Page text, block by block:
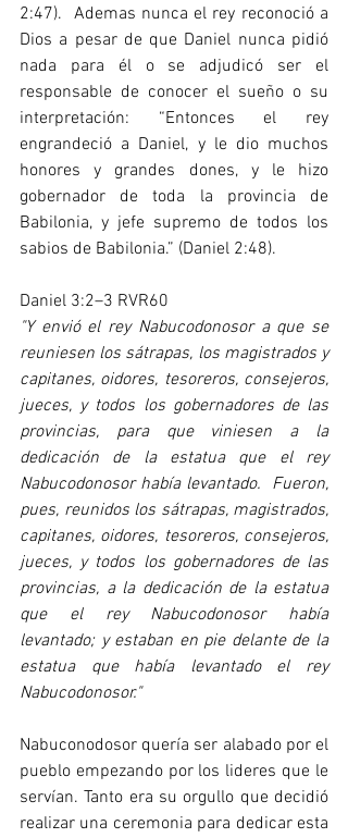
2:47).  Ademas nunca el rey reconoció a
Dios a pesar de que Daniel nunca pidió
nada para él o se adjudicó ser el
responsable de conocer el sueño o su
interpretación: “Entonces el rey
engrandeció a Daniel, y le dio muchos
honores y grandes dones, y le hizo
gobernador de toda la provincia de
Babilonia, y jefe supremo de todos los
sabios de Babilonia.” (Daniel 2:48).
Daniel 3:2–3 RVR60
"Y envió el rey Nabucodonosor a que se
reuniesen los sátrapas, los magistrados y
capitanes, oidores, tesoreros, consejeros,
jueces, y todos los gobernadores de las
provincias, para que viniesen a la
dedicación de la estatua que el rey
Nabucodonosor había levantado.  Fueron,
pues, reunidos los sátrapas, magistrados,
capitanes, oidores, tesoreros, consejeros,
jueces, y todos los gobernadores de las
provincias, a la dedicación de la estatua
que el rey Nabucodonosor había
levantado; y estaban en pie delante de la
estatua que había levantado el rey
Nabucodonosor."
Nabuconodosor quería ser alabado por el
pueblo empezando por los lideres que le
servían. Tanto era su orgullo que decidió
realizar una ceremonia para dedicar esta